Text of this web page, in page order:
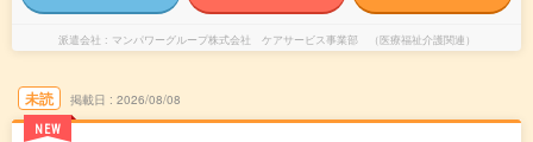
派遣会社 マンパワーグループ株式会社 ケアサービス事業部 （医療福祉介護関連）
未読
NEW
掲載日 2026/08/08